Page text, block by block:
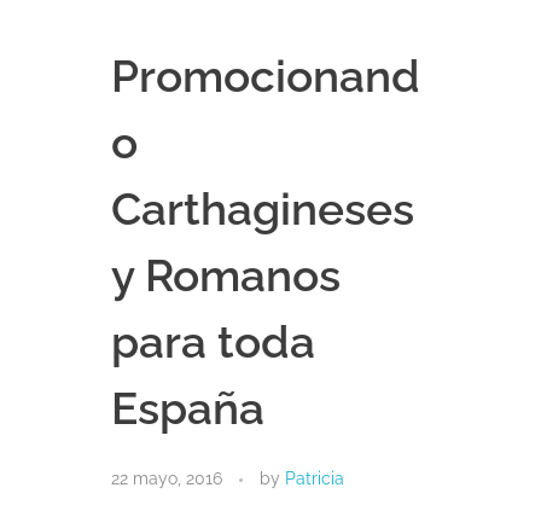
Promocionand
o
Carthagineses
y Romanos
para toda
España
22 mayo, 2016 by Patricia